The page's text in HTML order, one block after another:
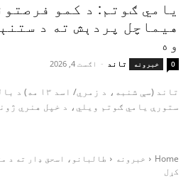
یامي ګوتم: د کمو
هیماچل پردېش ته د
وه
خبرونه تاند - اګست 4, 2026 0
تاند (سې شنبه،
ستورې یامي ګوتم ویلي، د خپل هنري